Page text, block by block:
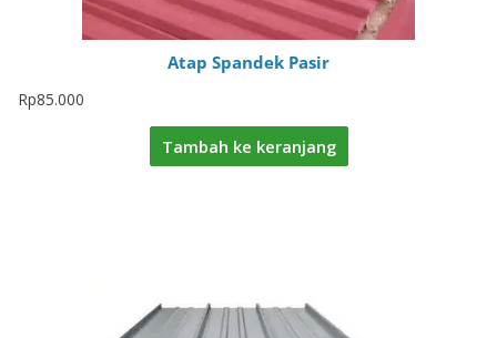
Atap Spandek Pasir
Rp85.000
Tambah ke keranjang